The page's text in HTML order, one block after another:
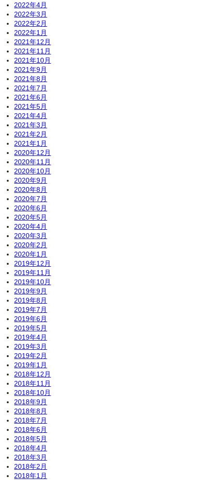
2022年4月
2022年3月
2022年2月
2022年1月
2021年12月
2021年11月
2021年10月
2021年9月
2021年8月
2021年7月
2021年6月
2021年5月
2021年4月
2021年3月
2021年2月
2021年1月
2020年12月
2020年11月
2020年10月
2020年9月
2020年8月
2020年7月
2020年6月
2020年5月
2020年4月
2020年3月
2020年2月
2020年1月
2019年12月
2019年11月
2019年10月
2019年9月
2019年8月
2019年7月
2019年6月
2019年5月
2019年4月
2019年3月
2019年2月
2019年1月
2018年12月
2018年11月
2018年10月
2018年9月
2018年8月
2018年7月
2018年6月
2018年5月
2018年4月
2018年3月
2018年2月
2018年1月